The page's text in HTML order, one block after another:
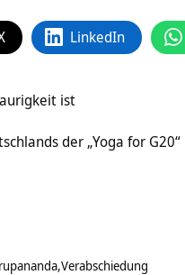
LinkedIn
ist
der „Yoga for G20“
Verabschiedung